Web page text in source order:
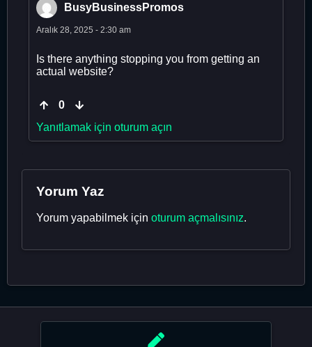
BusyBusinessPromos
Aralık 28, 2025 - 2:30 am
Is there anything stopping you from getting an
actual website?
0
Yanıtlamak için oturum açın
Yorum Yaz
Yorum yapabilmek için oturum açmalısınız.